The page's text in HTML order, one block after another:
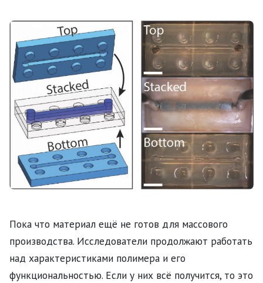
Пока что материал ещё не готов для массового
производства. Исследователи продолжают работать
над характеристиками полимера и его
функциональностью. Если у них всё получится, то это